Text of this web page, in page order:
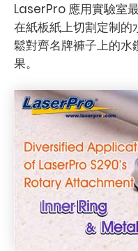
LaserPro 應用實驗室
在紙板紙上切割定制的
鬆對齊名牌褲子上的
果。